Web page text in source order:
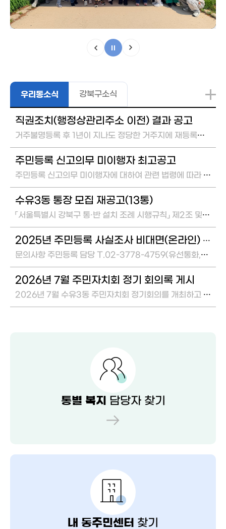
우리동소식 강북구소식
직권조치(행정상관리주소 이전) 결과 공고
거주불명등록 후 1년이 지나도 정당한 거주지에 재등록하지 않은 자 및 최종 주소지 소유주의...
주민등록 신고의무 미이행자 최고공고
주민등록 신고의무 미이행자에 대하여 관련 법령에 따라 붙임과 같이 공고합니다. 붙임:&n...
수유3동 통장 모집 재공고(13통)
「서울특별시 강북구 통·반 설치 조례 시행규칙」 제2조 및 제6조에 따라 아래와 같이 통장...
2025년 주민등록 사실조사 비대면(온라인) 참여 안내
문의사항 주민등록 담당 T.02-3778-4759(유선통화,문자수신) &&...
2026년 7월 주민자치회 정기 회의록 게시
2026년 7월 수유3동 주민자치회 정기회의를 개최하고 회의록을 게시합니다. ...
통별 복지 담당자 찾기
내 동주민센터 찾기